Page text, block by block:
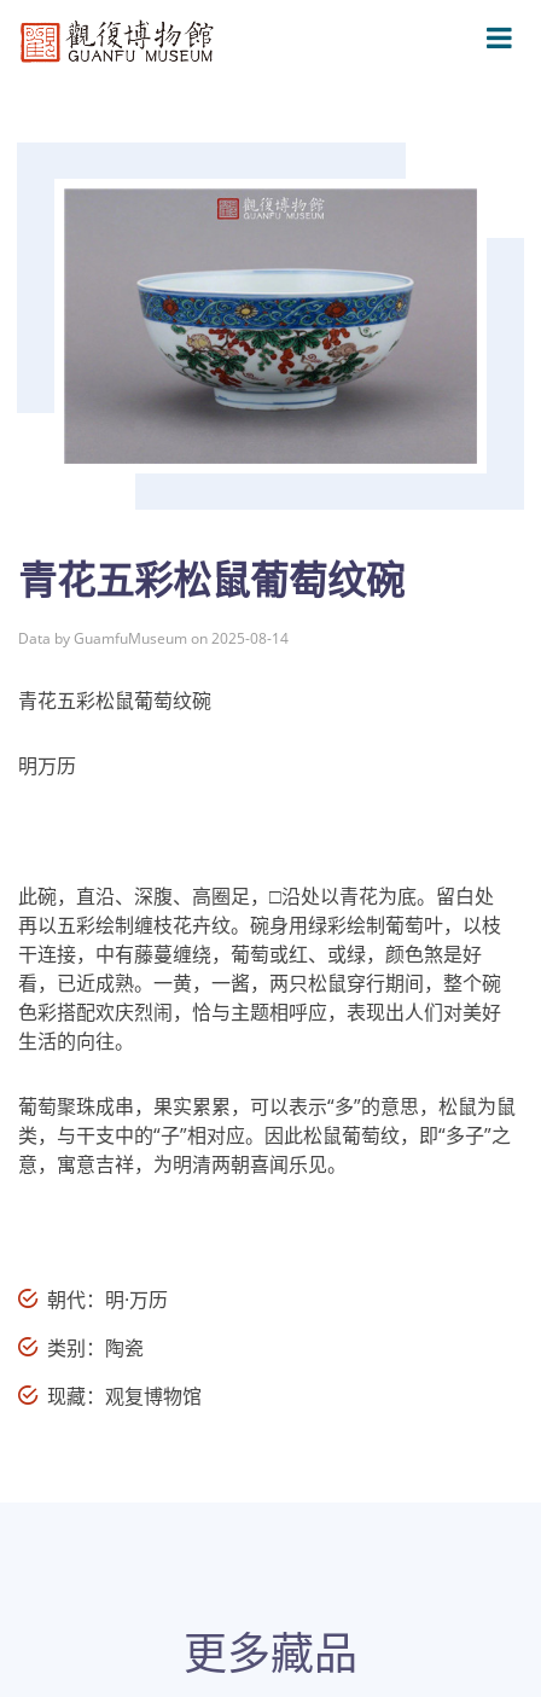
青花五彩松鼠葡萄纹碗
Data by GuamfuMuseum on 2025-08-14
青花五彩松鼠葡萄纹碗
明万历
此碗，直沿、深腹、高圈足，□沿处以青花为底。留白处
再以五彩绘制缠枝花卉纹。碗身用绿彩绘制葡萄叶，以枝
干连接，中有藤蔓缠绕，葡萄或红、或绿，颜色煞是好
看，已近成熟。一黄，一酱，两只松鼠穿行期间，整个碗
色彩搭配欢庆烈闹，恰与主题相呼应，表现出人们对美好
生活的向往。
葡萄聚珠成串，果实累累，可以表示“多”的意思，松鼠为鼠
类，与干支中的“子”相对应。因此松鼠葡萄纹，即“多子”之
意，寓意吉祥，为明清两朝喜闻乐见。
朝代：明·万历
类别：陶瓷
现藏：观复博物馆
更多藏品